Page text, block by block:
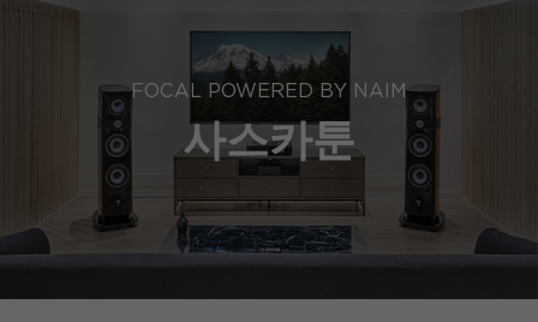
FOCAL POWERED BY NAIM
사스카툰